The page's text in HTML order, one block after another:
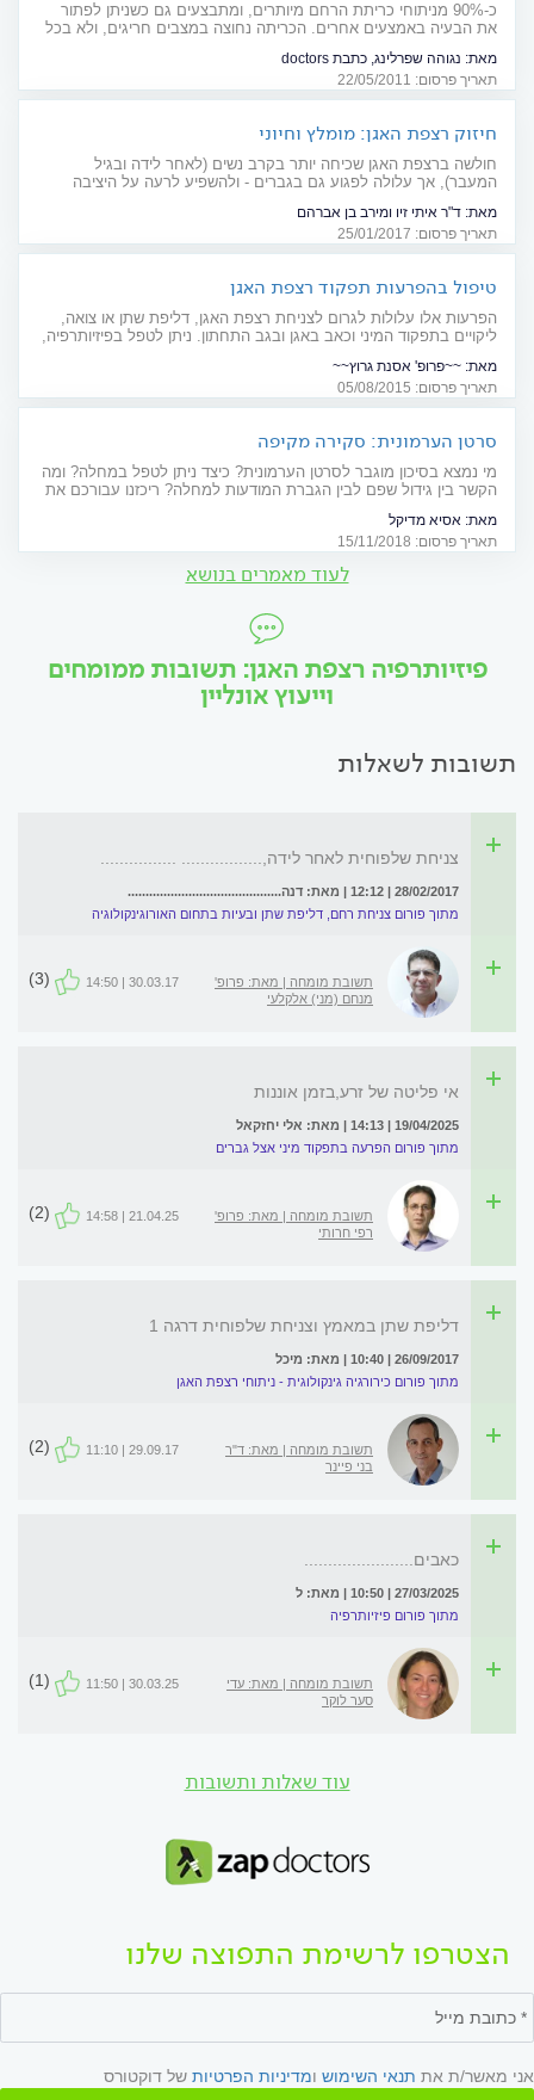
כ-90% מניתוחי כריתת הרחם מיותרים, ומתבצעים גם כשניתן לפתור
את הבעיה באמצעים אחרים. הכריתה נחוצה במצבים חריגים, ולא בכל
מאת: נגוהה שפרלינג, כתבת doctors
תאריך פרסום: 22/05/2011
חיזוק רצפת האגן: מומלץ וחיוני
חולשה ברצפת האגן שכיחה יותר בקרב נשים (לאחר לידה ובגיל
המעבר), אך עלולה לפגוע גם בגברים - ולהשפיע לרעה על היציבה
מאת: ד"ר איתי זיו ומירב בן אברהם
תאריך פרסום: 25/01/2017
טיפול בהפרעות תפקוד רצפת האגן
הפרעות אלו עלולות לגרום לצניחת רצפת האגן, דליפת שתן או צואה,
ליקויים בתפקוד המיני וכאב באגן ובגב התחתון. ניתן לטפל בפיזיותרפיה,
מאת: ~~פרופ' אסנת גרוץ~~
תאריך פרסום: 05/08/2015
סרטן הערמונית: סקירה מקיפה
מי נמצא בסיכון מוגבר לסרטן הערמונית? כיצד ניתן לטפל במחלה? ומה
הקשר בין גידול שפם לבין הגברת המודעות למחלה? ריכזנו עבורכם את
מדיקל. פרוייקט מיוחד
מאת: אסיא מדיקל
תאריך פרסום: 15/11/2018
לעוד מאמרים בנושא
פיזיותרפיה רצפת האגן: תשובות ממומחים
וייעוץ אונליין
תשובות לשאלות
צניחת שלפוחית לאחר לידה,................. ................
28/02/2017 | 12:12 | מאת: דנה...........................................
מתוך פורום צניחת רחם, דליפת שתן ובעיות בתחום האורוגינקולוגיה
תשובת מומחה | מאת: פרופ'
מנחם (מני) אלקלעי
30.03.17 | 14:50
(3)
אי פליטה של זרע,בזמן אוננות
19/04/2025 | 14:13 | מאת: אלי יחזקאל
מתוך פורום הפרעה בתפקוד מיני אצל גברים
תשובת מומחה | מאת: פרופ'
רפי חרותי
21.04.25 | 14:58
(2)
דליפת שתן במאמץ וצניחת שלפוחית דרגה 1
26/09/2017 | 10:40 | מאת: מיכל
מתוך פורום כירורגיה גינקולוגית - ניתוחי רצפת האגן
תשובת מומחה | מאת: ד"ר
בני פיינר
29.09.17 | 11:10
(2)
כאבים.......................
27/03/2025 | 10:50 | מאת: ל
מתוך פורום פיזיותרפיה
תשובת מומחה | מאת: עדי
סער לוקר
30.03.25 | 11:50
(1)
עוד שאלות ותשובות
הצטרפו לרשימת התפוצה שלנו
אני מאשר/ת את תנאי השימוש ומדיניות הפרטיות של דוקטורס